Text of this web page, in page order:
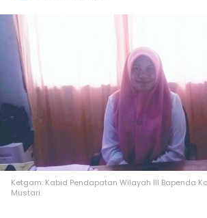
Ketgam: Kabid Pendapatan Wilayah III Bapenda
Mustari.